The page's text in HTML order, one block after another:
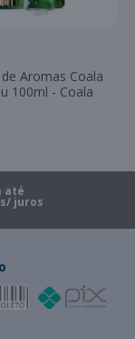
Verde para
Mop Para
Rodo 360
até
juros